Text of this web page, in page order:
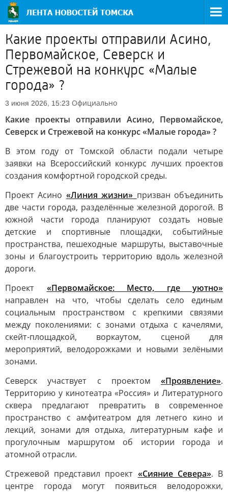
Какие проекты отправили Асино,
Первомайское, Северск и
Стрежевой на конкурс «Малые
города» ?
3 июня 2026, 15:23 Официально
Какие проекты отправили Асино, Первомайское,
Северск и Стрежевой на конкурс «Малые города» ?
В этом году от Томской области подали четыре
заявки на Всероссийский конкурс лучших проектов
создания комфортной городской среды.
Проект Асино «Линия жизни» призван объединить
две части города, разделённые железной дорогой. В
южной части города планируют создать новые
детские и спортивные площадки, событийные
пространства, пешеходные маршруты, выставочные
зоны и благоустроить территорию вдоль железной
дороги.
Проект «Первомайское: Место, где уютно»
направлен на что, чтобы сделать село единым
социальным пространством с крепкими связями
между поколениями: с зонами отдыха с качелями,
скейт-площадкой, воркаутом, сценой для
мероприятий, велодорожками и новыми зелёными
зонами.
Северск участвует с проектом «Проявление».
Территорию у кинотеатра «Россия» и Литературного
сквера предлагают превратить в современное
пространство с амфитеатром для летнего кино и
лекций, зонами для отдыха, литературным кафе и
прогулочным маршрутом об истории города и
атомной отрасли.
Стрежевой представил проект «Сияние Севера». В
центре города могут появиться велодорожки,